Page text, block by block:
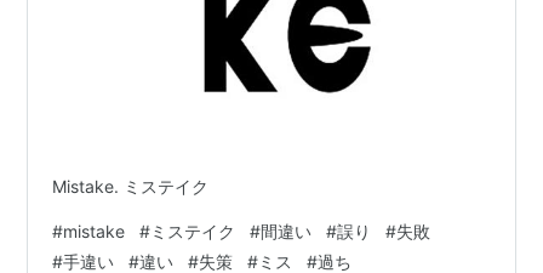
Mistake. ミステイク
#mistake #ミステイク #間違い #誤り #失敗
#手違い #違い #失策 #ミス #過ち